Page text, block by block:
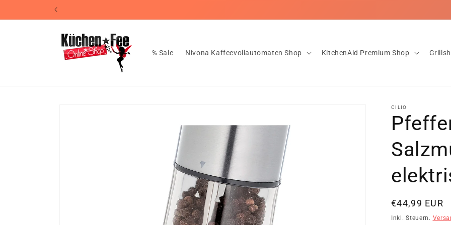
Inhalt
% Sale Nivona Kaffeevollautomaten Shop KitchenAid Premium Shop
CILIO
Normaler
Preis
€44,99 EUR
Inkl. Steuern.